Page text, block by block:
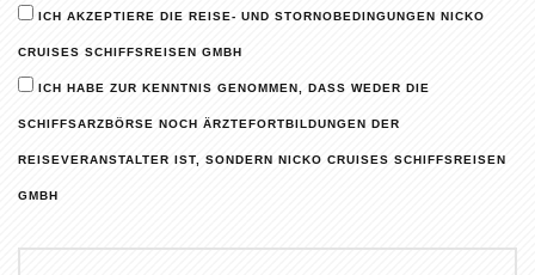
ICH AKZEPTIERE DIE REISE- UND STORNOBEDINGUNGEN NICKO
CRUISES SCHIFFSREISEN GMBH
ICH HABE ZUR KENNTNIS GENOMMEN, DASS WEDER DIE
SCHIFFSARZBÖRSE NOCH ÄRZTEFORTBILDUNGEN DER
REISEVERANSTALTER IST, SONDERN NICKO CRUISES SCHIFFSREISEN
GMBH